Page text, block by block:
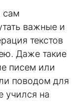
сам
важные и
текстов
Даже такие
писем или
поводом для
учился на